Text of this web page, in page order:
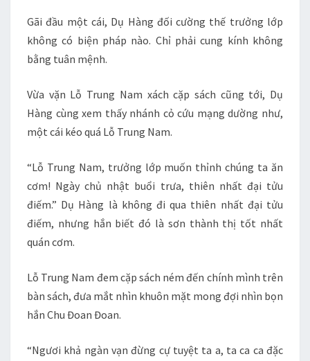
Gãi đầu một cái, Dụ Hàng đối cường thế trưởng lớp
không có biện pháp nào. Chỉ phải cung kính không
bằng tuân mệnh.
Vừa vặn Lỗ Trung Nam xách cặp sách cũng tới, Dụ
Hàng cùng xem thấy nhánh cỏ cứu mạng dường như,
một cái kéo quá Lỗ Trung Nam.
“Lỗ Trung Nam, trưởng lớp muốn thỉnh chúng ta ăn
cơm! Ngày chủ nhật buổi trưa, thiên nhất đại tửu
điếm.” Dụ Hàng là không đi qua thiên nhất đại tửu
điếm, nhưng hắn biết đó là sơn thành thị tốt nhất
quán cơm.
Lỗ Trung Nam đem cặp sách ném đến chính mình trên
bàn sách, đưa mắt nhìn khuôn mặt mong đợi nhìn bọn
hắn Chu Đoan Đoan.
“Ngươi khả ngàn vạn đừng cự tuyệt ta a, ta ca ca đặc